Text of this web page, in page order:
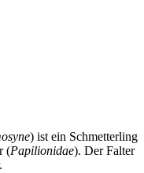
) ist ein Schmetterling
(Papilionidae). Der Falter